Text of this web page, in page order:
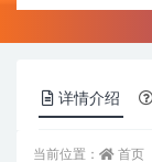
详情介绍
当前位置： 首页